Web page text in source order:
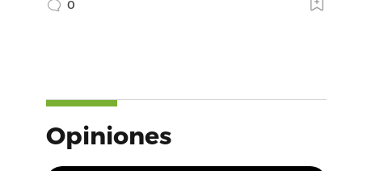
0
Opiniones